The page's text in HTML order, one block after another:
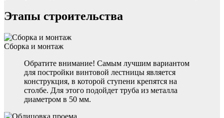
Этапы строительства
Сборка и монтаж
Обратите внимание! Самым лучшим вариантом
для постройки винтовой лестницы является
конструкция, в которой ступени крепятся на
столбе. Для этого подойдет труба из металла
диаметром в 50 мм.